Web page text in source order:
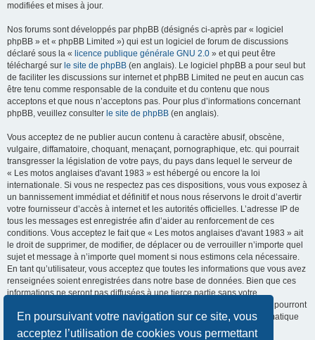
En poursuivant votre navigation sur ce site, vous
acceptez l’utilisation de cookies vous permettant
modifiées et mises à jour.
Nos forums sont développés par phpBB (désignés ci-après par « logiciel
phpBB » et « phpBB Limited ») qui est un logiciel de forum de discussions
déclaré sous la « licence publique générale GNU 2.0 » et qui peut être
téléchargé sur le site de phpBB (en anglais). Le logiciel phpBB a pour seul but
de faciliter les discussions sur internet et phpBB Limited ne peut en aucun cas
être tenu comme responsable de la conduite et du contenu que nous
acceptons et que nous n’acceptons pas. Pour plus d’informations concernant
phpBB, veuillez consulter le site de phpBB (en anglais).
Vous acceptez de ne publier aucun contenu à caractère abusif, obscène,
vulgaire, diffamatoire, choquant, menaçant, pornographique, etc. qui pourrait
transgresser la législation de votre pays, du pays dans lequel le serveur de
« Les motos anglaises d'avant 1983 » est hébergé ou encore la loi
internationale. Si vous ne respectez pas ces dispositions, vous vous exposez à
un bannissement immédiat et définitif et nous nous réservons le droit d’avertir
votre fournisseur d’accès à internet et les autorités officielles. L’adresse IP de
tous les messages est enregistrée afin d’aider au renforcement de ces
conditions. Vous acceptez le fait que « Les motos anglaises d'avant 1983 » ait
le droit de supprimer, de modifier, de déplacer ou de verrouiller n’importe quel
sujet et message à n’importe quel moment si nous estimons cela nécessaire.
En tant qu’utilisateur, vous acceptez que toutes les informations que vous avez
renseignées soient enregistrées dans notre base de données. Bien que ces
informations ne seront pas diffusées à une tierce partie sans votre
consentement, ni « Les motos anglaises d'avant 1983 », ni phpBB, ne pourront
être tenus comme responsables en cas de tentative de piratage informatique
visant à compromettre vos données.